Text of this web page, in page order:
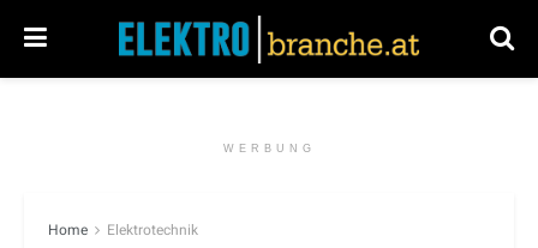
WERBUNG
Home Elektrotechnik